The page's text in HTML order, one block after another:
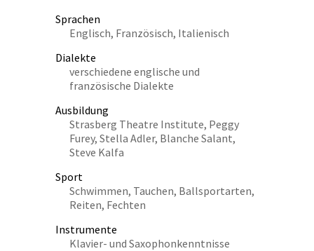
Sprachen
Englisch, Französisch, Italienisch
Dialekte
verschiedene englische und
französische Dialekte
Ausbildung
Strasberg Theatre Institute, Peggy
Furey, Stella Adler, Blanche Salant,
Steve Kalfa
Sport
Schwimmen, Tauchen, Ballsportarten,
Reiten, Fechten
Instrumente
Klavier- und Saxophonkenntnisse